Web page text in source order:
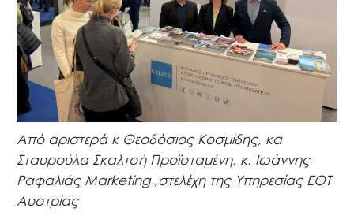
Από αριστερά κ Θεοδόσιος Κοσμίδης, κα
Σταυρούλα Σκαλτσή Προϊσταμένη, κ. Ιωάννης
Ραφαλιάς Marketing ,στελέχη της Υπηρεσίας ΕΟΤ
Αυστρίας